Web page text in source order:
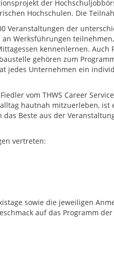
der
Hochschulen. Die
Veranstaltungen der
Werksführungen
kennenlernen. Auch
gehören zum
jedes Unternehmen ein
vom THWS Career
hautnah mitzuerleben, ist
Beste aus der
vertreten:
sowie die jeweiligen
auf das Programm